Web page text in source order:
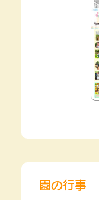
園の行事